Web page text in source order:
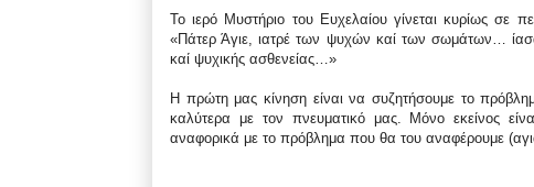
Το ιερό Μυστήριο του Ευχελαίου γίνεται κυρίως σε
«Πάτερ Άγιε, ιατρέ των ψυχών καί των σωμάτων…
καί ψυχικής ασθενείας…»
Η πρώτη μας κίνηση είναι να συζητήσουμε το
καλύτερα με τον πνευματικό μας. Μόνο εκείνος
αναφορικά με το πρόβλημα που θα του αναφέρουμε